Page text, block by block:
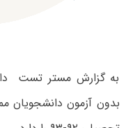
به گزارش مستر تست
بدون آزمون دانشجویان